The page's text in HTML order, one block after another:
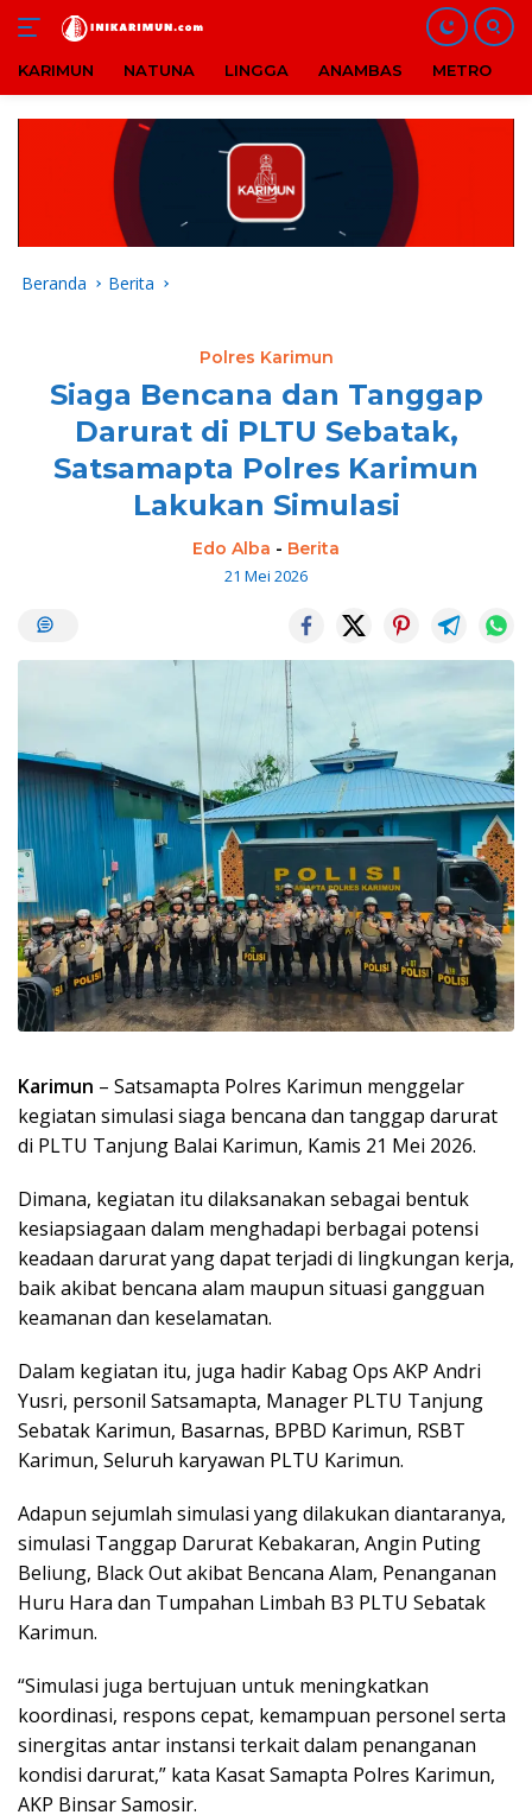
KARIMUN NATUNA LINGGA ANAMBAS METRO
Beranda Berita
Polres Karimun
Siaga Bencana dan Tanggap
Darurat di PLTU Sebatak,
Satsamapta Polres Karimun
Lakukan Simulasi
Edo Alba - Berita
21 Mei 2026
Karimun – Satsamapta Polres Karimun menggelar
kegiatan simulasi siaga bencana dan tanggap darurat
di PLTU Tanjung Balai Karimun, Kamis 21 Mei 2026.
Dimana, kegiatan itu dilaksanakan sebagai bentuk
kesiapsiagaan dalam menghadapi berbagai potensi
keadaan darurat yang dapat terjadi di lingkungan kerja,
baik akibat bencana alam maupun situasi gangguan
keamanan dan keselamatan.
Dalam kegiatan itu, juga hadir Kabag Ops AKP Andri
Yusri, personil Satsamapta, Manager PLTU Tanjung
Sebatak Karimun, Basarnas, BPBD Karimun, RSBT
Karimun, Seluruh karyawan PLTU Karimun.
Adapun sejumlah simulasi yang dilakukan diantaranya,
simulasi Tanggap Darurat Kebakaran, Angin Puting
Beliung, Black Out akibat Bencana Alam, Penanganan
Huru Hara dan Tumpahan Limbah B3 PLTU Sebatak
Karimun.
“Simulasi juga bertujuan untuk meningkatkan
koordinasi, respons cepat, kemampuan personel serta
sinergitas antar instansi terkait dalam penanganan
kondisi darurat,” kata Kasat Samapta Polres Karimun,
AKP Binsar Samosir.